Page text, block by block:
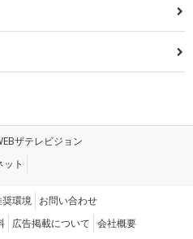
ザテレビジョン
ト
奨環境 お問い合わせ
広告掲載について 会社概要